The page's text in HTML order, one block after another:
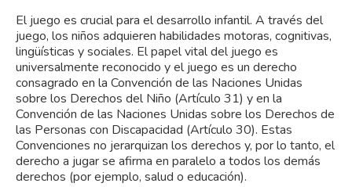
El juego es crucial para el desarrollo infantil. A través del
juego, los niños adquieren habilidades motoras, cognitivas,
lingüísticas y sociales. El papel vital del juego es
universalmente reconocido y el juego es un derecho
consagrado en la Convención de las Naciones Unidas
sobre los Derechos del Niño (Artículo 31) y en la
Convención de las Naciones Unidas sobre los Derechos de
las Personas con Discapacidad (Artículo 30). Estas
Convenciones no jerarquizan los derechos y, por lo tanto, el
derecho a jugar se afirma en paralelo a todos los demás
derechos (por ejemplo, salud o educación).